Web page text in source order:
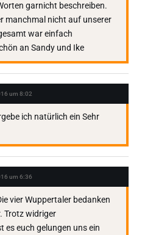
garnicht beschreiben.
manchmal nicht auf unserer
war einfach
an Sandy und Ike
um 8:02
ich natürlich ein Sehr
um 6:36
vier Wuppertaler bedanken
Trotz widriger
es euch gelungen uns ein